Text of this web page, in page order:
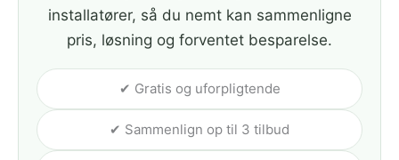
installatører, så du nemt kan sammenligne
pris, løsning og forventet besparelse.
✔ Gratis og uforpligtende
✔ Sammenlign op til 3 tilbud